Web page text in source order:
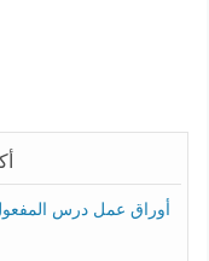
أوراق عمل درس